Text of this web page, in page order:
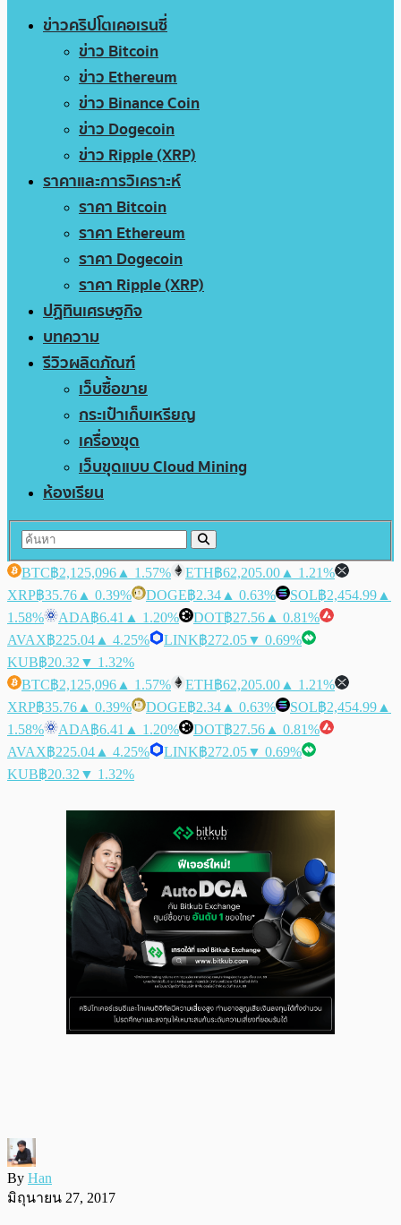
ข่าวคริปโตเคอเรนซี่
ข่าว Bitcoin
ข่าว Ethereum
ข่าว Binance Coin
ข่าว Dogecoin
ข่าว Ripple (XRP)
ราคาและการวิเคราะห์
ราคา Bitcoin
ราคา Ethereum
ราคา Dogecoin
ราคา Ripple (XRP)
ปฏิทินเศรษฐกิจ
บทความ
รีวิวผลิตภัณฑ์
เว็บซื้อขาย
กระเป๋าเก็บเหรียญ
เครื่องขุด
เว็บขุดแบบ Cloud Mining
ห้องเรียน
BTC฿2,125,096 ▲ 1.57% ETH฿62,205.00 ▲ 1.21%
XRP฿35.76 ▲ 0.39% DOGE฿2.34 ▲ 0.63% SOL฿2,454.99 ▲
1.58%
ADA฿6.41 ▲ 1.20% DOT฿27.56 ▲ 0.81%
AVAX฿225.04 ▲ 4.25% LINK฿272.05▼ 0.69%
KUB฿20.32 ▼ 1.32%
BTC฿2,125,096 ▲ 1.57% ETH฿62,205.00 ▲ 1.21%
XRP฿35.76 ▲ 0.39% DOGE฿2.34 ▲ 0.63% SOL฿2,454.99 ▲
1.58%
ADA฿6.41 ▲ 1.20% DOT฿27.56 ▲ 0.81%
AVAX฿225.04 ▲ 4.25% LINK฿272.05▼ 0.69%
KUB฿20.32 ▼ 1.32%
By Han
มิถุนายน 27, 2017